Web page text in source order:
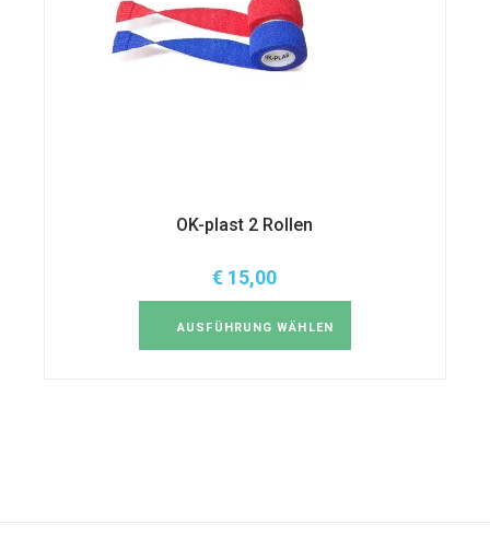
OK-plast 2 Rollen
€ 15,00
AUSFÜHRUNG WÄHLEN